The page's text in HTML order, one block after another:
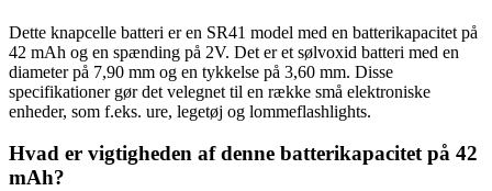
Dette knapcelle batteri er en SR41 model med en batterikapacitet på
42 mAh og en spænding på 2V. Det er et sølvoxid batteri med en
diameter på 7,90 mm og en tykkelse på 3,60 mm. Disse
specifikationer gør det velegnet til en række små elektroniske
enheder, som f.eks. ure, legetøj og lommeflashlights.
Hvad er vigtigheden af ​​denne batterikapacitet på 42
mAh?